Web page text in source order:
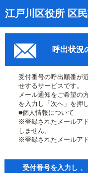
江戸川区役所 区
トップページ
受付番号の呼出状
証明書の交付状況
呼出状況のメール
来庁日時の事前予約
事前予約の確認・取
呼出状況
受付番号の呼出順番が
せするサービスです。
メール通知をご希望の
を入力し「次へ」を押
■個人情報について
※登録されたメールア
しません。
※登録されたメールア
受付番号を入力し